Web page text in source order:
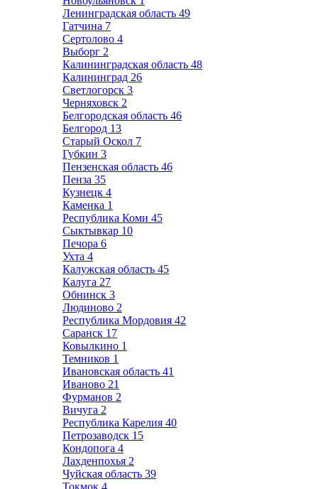
Ленинградская область 49
Гатчина 7
Сертолово 4
Выборг 2
Калининградская область 48
Калининград 26
Светлогорск 3
Черняховск 2
Белгородская область 46
Белгород 13
Старый Оскол 7
Губкин 3
Пензенская область 46
Пенза 35
Кузнецк 4
Каменка 1
Республика Коми 45
Сыктывкар 10
Печора 6
Ухта 4
Калужская область 45
Калуга 27
Обнинск 3
Людиново 2
Республика Мордовия 42
Саранск 17
Ковылкино 1
Темников 1
Ивановская область 41
Иваново 21
Фурманов 2
Вичуга 2
Республика Карелия 40
Петрозаводск 15
Кондопога 4
Лахденпохья 2
Чуйская область 39
Токмок 4